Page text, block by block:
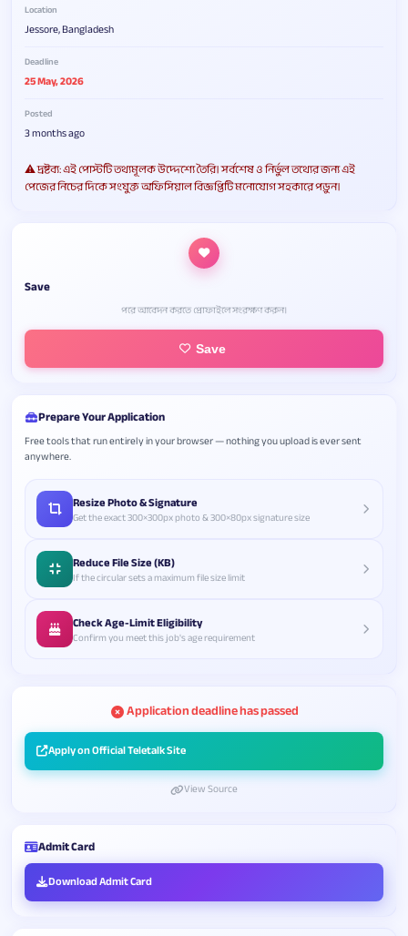
Location
Jessore, Bangladesh
Deadline
25 May, 2026
Posted
3 months ago
⚠️ দ্রষ্টব্য: এই পোস্টটি তথ্যমূলক উদ্দেশ্যে তৈরি। সর্বশেষ ও নির্ভুল তথ্যের জন্য এই
পেজের নিচের দিকে সংযুক্ত অফিসিয়াল বিজ্ঞপ্তিটি মনোযোগ সহকারে পড়ুন।
Save
পরে আবেদন করতে প্রোফাইলে সংরক্ষণ করুন।
Save
Prepare Your Application
Free tools that run entirely in your browser — nothing you upload is ever sent
anywhere.
Resize Photo & Signature
Get the exact 300×300px photo & 300×80px signature size
Reduce File Size (KB)
If the circular sets a maximum file size limit
Check Age-Limit Eligibility
Confirm you meet this job's age requirement
Application deadline has passed
Apply on Official Teletalk Site
View Source
Admit Card
Download Admit Card